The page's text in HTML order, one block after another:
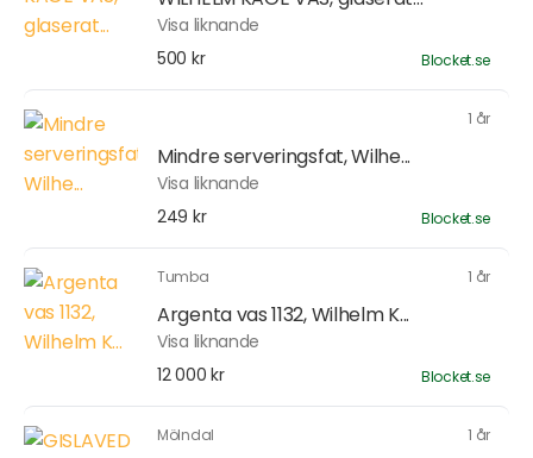
Visa liknande
500 kr
Blocket.se
1 år
Mindre serveringsfat, Wilhe...
Visa liknande
249 kr
Blocket.se
Tumba 1 år
Argenta vas 1132, Wilhelm K...
Visa liknande
12 000 kr
Blocket.se
Mölndal 1 år